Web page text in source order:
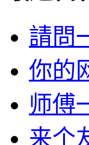
請問
你的
师傅
来个